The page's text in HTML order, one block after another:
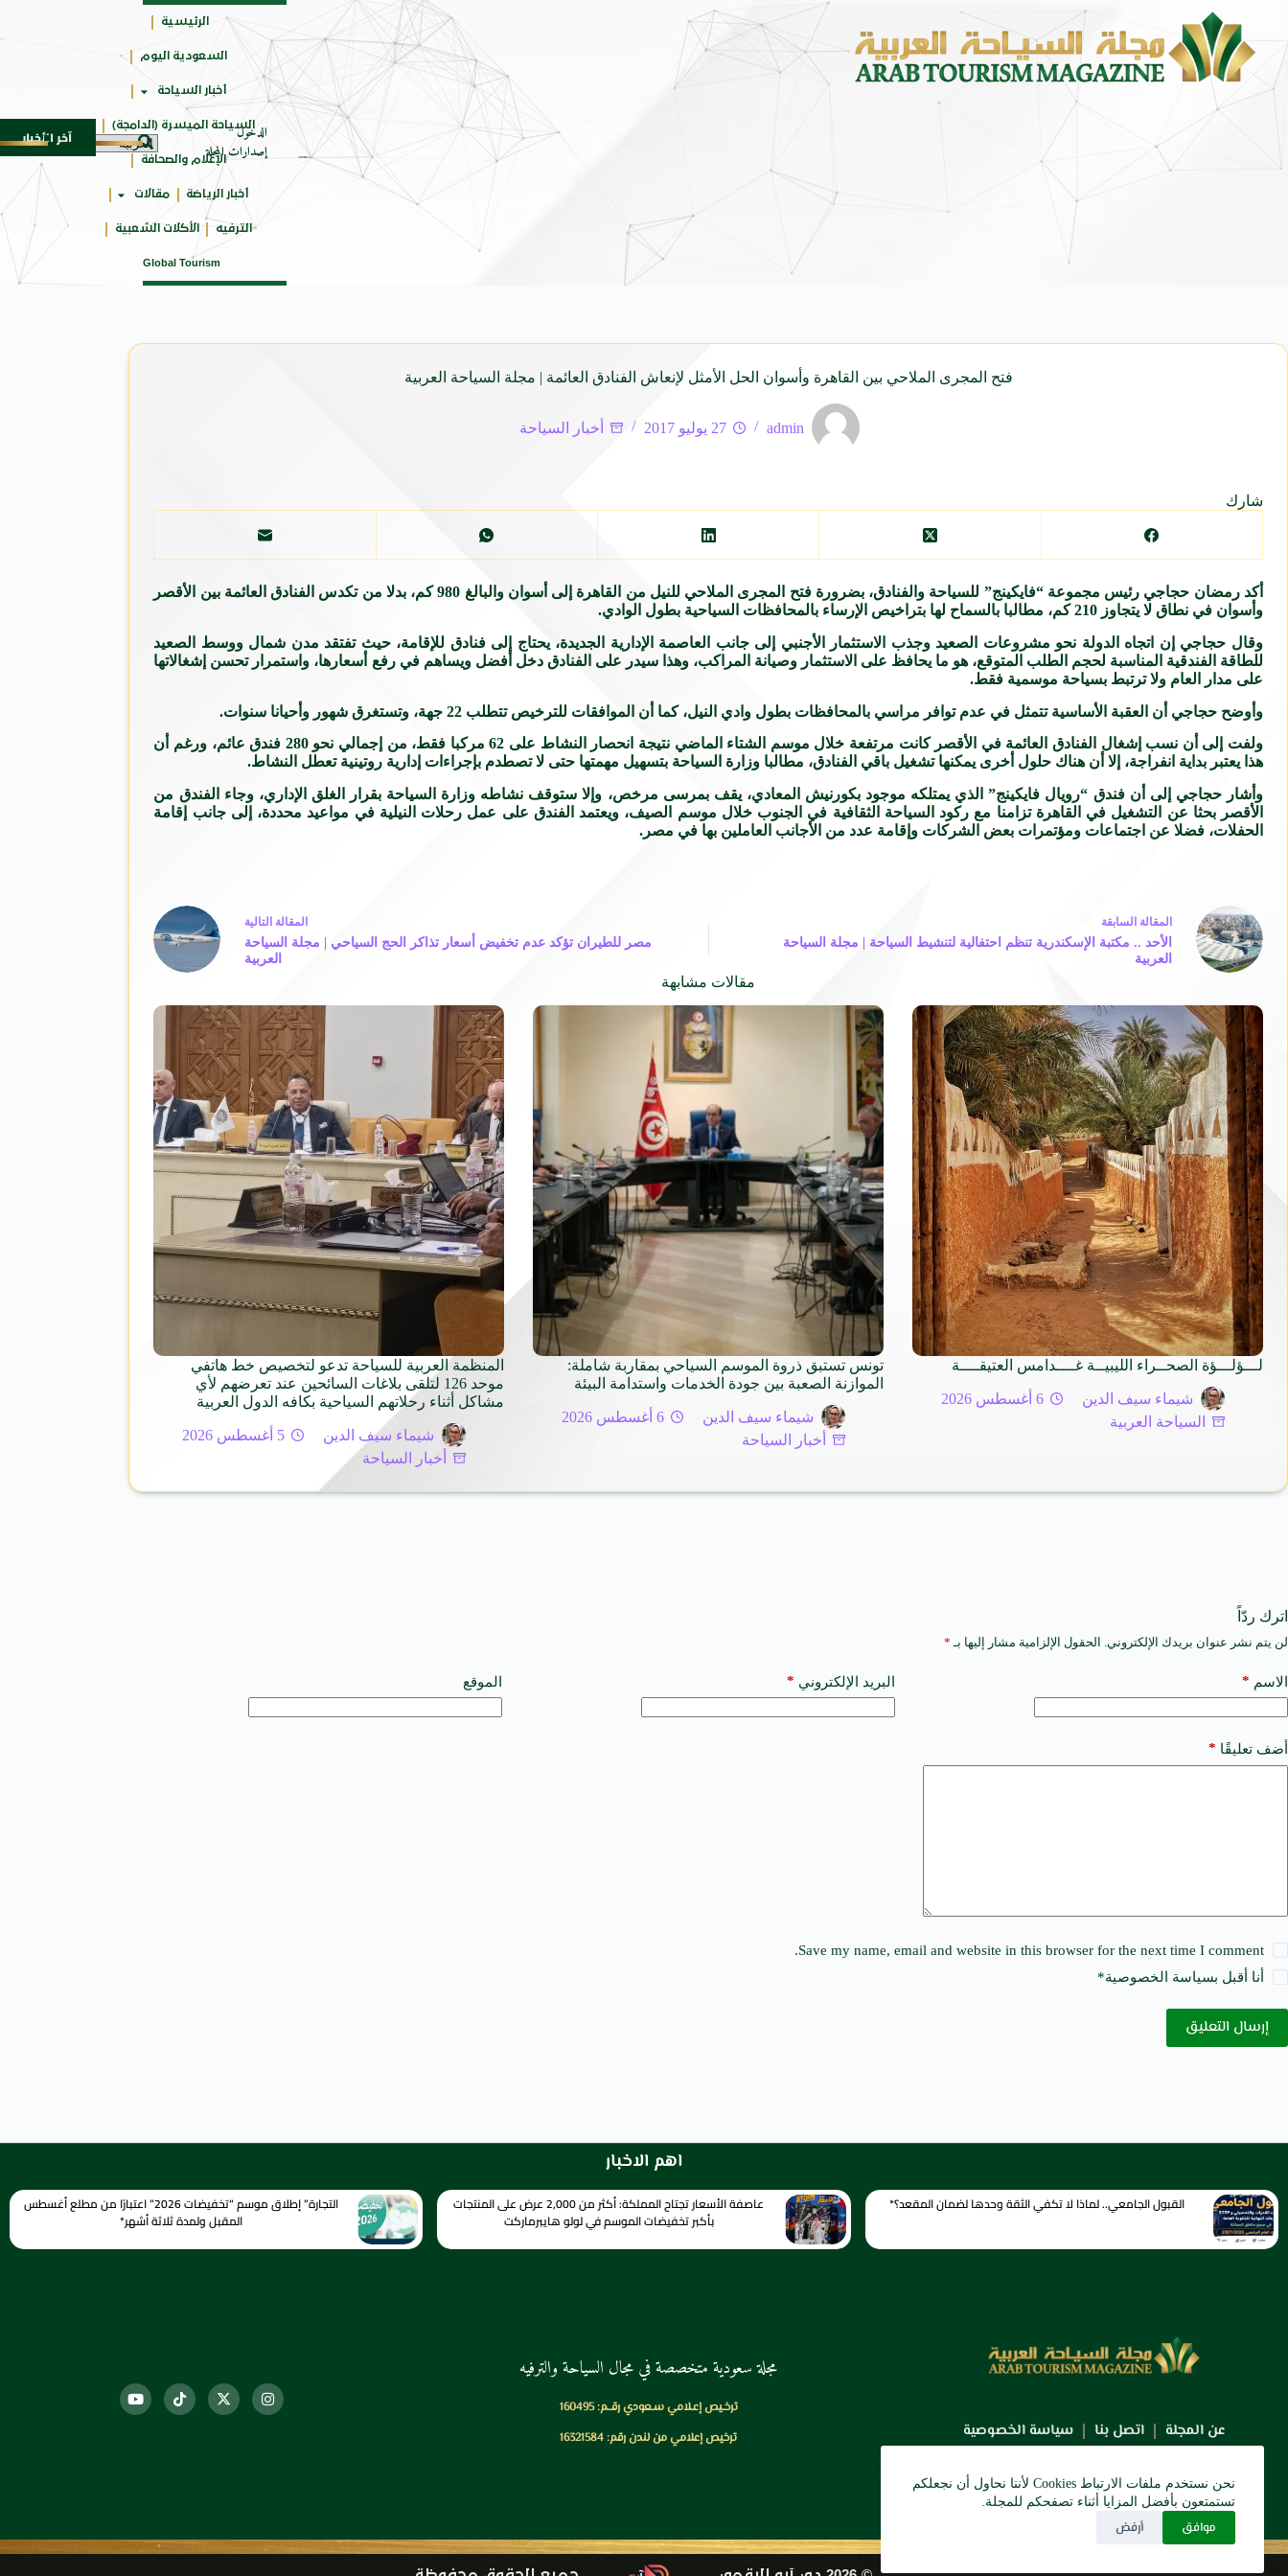
نحن نستخدم ملفات الارتباط Cookies لأننا نحاول أن نجعلكم
تستمتعون بأفضل المزايا أثناء تصفحكم للمجلة.
موافق أرفض
جائزتي
أوسكار
الدخول
إصدارات المجلة
الرئيسية
السعودية اليوم
أخبار السياحة
السياحة الميسرة (الدامجة)
الإعلام والصحافة
أخبار الرياضة مقالات
الترفيه الأكلات الشعبية
Global Tourism
آخر الأخبار بين قرطاج ومدريد: صياغة جغرافية جديدة للاستثمار السياحي في المتوسط 6 أغسطس 2026 جوائز أثر تضيف فئة “أفضل حملة رياضية” في نسختها
فتح المجرى الملاحي بين القاهرة وأسوان الحل الأمثل لإنعاش الفنادق العائمة | مجلة السياحة العربية
admin 27 يوليو 2017 أخبار السياحة
شارك
أكد رمضان حجاجي رئيس مجموعة “فايكينج” للسياحة والفنادق، بضرورة فتح المجرى الملاحي للنيل من القاهرة إلى أسوان والبالغ 980 كم، بدلا من تكدس الفنادق العائمة بين الأقصر
وأسوان في نطاق لا يتجاوز 210 كم، مطالبا بالسماح لها بتراخيص الإرساء بالمحافظات السياحية بطول الوادي.
وقال حجاجي إن اتجاه الدولة نحو مشروعات الصعيد وجذب الاستثمار الأجنبي إلى جانب العاصمة الإدارية الجديدة، يحتاج إلى فنادق للإقامة، حيث تفتقد مدن شمال ووسط الصعيد
للطاقة الفندقية المناسبة لحجم الطلب المتوقع، هو ما يحافظ على الاستثمار وصيانة المراكب، وهذا سيدر على الفنادق دخل أفضل ويساهم في رفع أسعارها، واستمرار تحسن إشغالاتها
على مدار العام ولا ترتبط بسياحة موسمية فقط.
وأوضح حجاجي أن العقبة الأساسية تتمثل في عدم توافر مراسي بالمحافظات بطول وادي النيل، كما أن الموافقات للترخيص تتطلب 22 جهة، وتستغرق شهور وأحيانا سنوات.
ولفت إلى أن نسب إشغال الفنادق العائمة في الأقصر كانت مرتفعة خلال موسم الشتاء الماضي نتيجة انحصار النشاط على 62 مركبا فقط، من إجمالي نحو 280 فندق عائم، ورغم أن
هذا يعتبر بداية انفراجة، إلا أن هناك حلول أخرى يمكنها تشغيل باقي الفنادق، مطالبا وزارة السياحة بتسهيل مهمتها حتى لا تصطدم بإجراءات إدارية روتينية تعطل النشاط.
وأشار حجاجي إلى أن فندق “رويال فايكينج” الذي يمتلكه موجود بكورنيش المعادي، يقف بمرسى مرخص، وإلا ستوقف نشاطه وزارة السياحة بقرار الغلق الإداري، وجاء الفندق من
الأقصر بحثا عن التشغيل في القاهرة تزامنا مع ركود السياحة الثقافية في الجنوب خلال موسم الصيف، ويعتمد الفندق على عمل رحلات النيلية في مواعيد محددة، إلى جانب إقامة
الحفلات، فضلا عن اجتماعات ومؤتمرات بعض الشركات وإقامة عدد من الأجانب العاملين بها في مصر.
المقالة السابقة
الأحد .. مكتبة الإسكندرية تنظم احتفالية لتنشيط السياحة | مجلة السياحة
العربية
المقالة التالية
مصر للطيران تؤكد عدم تخفيض أسعار تذاكر الحج السياحي | مجلة السياحة
العربية
مقالات مشابهة
لـــؤلـــؤة الصحــراء الليبيــة غــــدامس العتيقــــة
شيماء سيف الدين
6 أغسطس 2026
السياحة العربية
تونس تستبق ذروة الموسم السياحي بمقاربة شاملة:
الموازنة الصعبة بين جودة الخدمات واستدامة البيئة
شيماء سيف الدين
6 أغسطس 2026
أخبار السياحة
المنظمة العربية للسياحة تدعو لتخصيص خط هاتفي
موحد 126 لتلقى بلاغات السائحين عند تعرضهم لأي
مشاكل أثناء رحلاتهم السياحية بكافه الدول العربية
شيماء سيف الدين
5 أغسطس 2026
أخبار السياحة
اترك ردّاً
لن يتم نشر عنوان بريدك الإلكتروني. الحقول الإلزامية مشار إليها بـ *
الاسم * البريد الإلكتروني * الموقع
أضف تعليقًا *
Save my name, email and website in this browser for the next time I comment.
أنا أقبل بسياسة الخصوصية*
إرسال التعليق
A
t
e
a
t
اهم الاخبار
القبول الجامعي.. لماذا لا تكفي الثقة وحدها لضمان المقعد؟* عاصفة الأسعار تجتاح المملكة: أكثر من 2,000 عرض على المنتجات
بأكبر تخفيضات الموسم في لولو هايبرماركت
التجارة” إطلاق موسم “تخفيضات 2026” اعتبارًا من مطلع أغسطس
المقبل ولمدة ثلاثة أشهر*
عن المجلة اتصل بنا سياسة الخصوصية
مجلة سعودية متخصصة في مجال السياحة والترفيه
ترخـيص إعـلامي سـعودي رقــم: 160495
ترخيص إعلامي من لندن رقم: 16321584